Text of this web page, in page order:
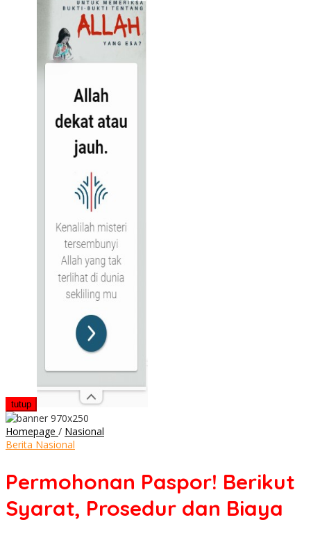
tutup
Homepage / Nasional
Prosedur
Biaya
Berita Nasional
Permohonan Paspor! Berikut
Syarat, Prosedur dan Biaya